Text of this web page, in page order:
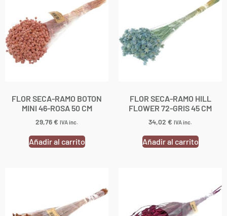
FLOR SECA-RAMO BOTON
MINI 46-ROSA 50 CM
29,76€ IVA inc.
Añadir al carrito
FLOR SECA-RAMO HILL
FLOWER 72-GRIS 45 CM
34,02 € IVA inc.
Añadir al carrito